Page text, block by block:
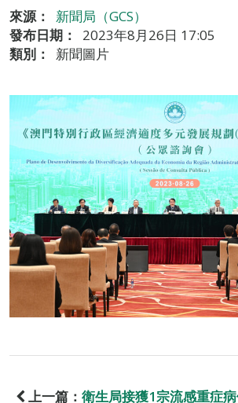
來源：
新聞局（GCS）
發布日期：
2023年8月26日 17:05
類別：
新聞圖片
上一篇： 衛生局接獲1宗流感重症